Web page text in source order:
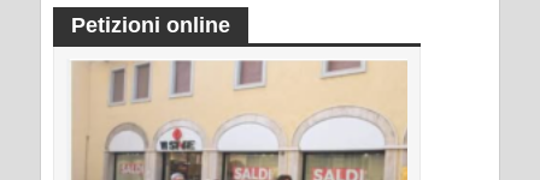
Petizioni online